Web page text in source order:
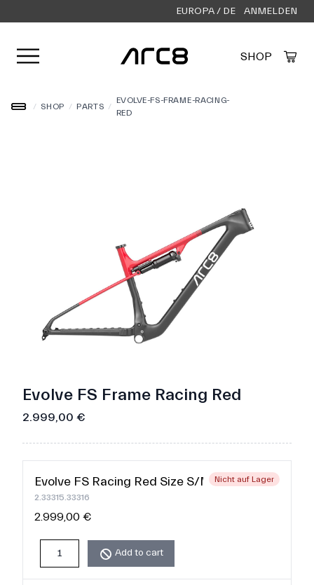
EUROPA / DE ANMELDEN
Menü öffnen SHOP
/ SHOP / PARTS /
EVOLVE-FS-FRAME-RACING-
RED
Evolve FS Frame Racing Red
2.999,00 €
Evolve FS Racing Red Size S/M
2.33315.33316
Nicht auf Lager
2.999,00 €
Add to cart